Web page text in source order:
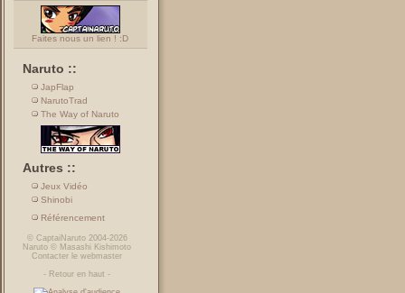
Faites nous un lien ! :D
Naruto ::
JapFlap
NarutoTrad
The Way of Naruto
Autres ::
Jeux Vidéo
Shinobi
Référencement
© CaptaiNaruto2004-2026
Naruto © Masashi Kishimoto
Contacter le webmaster
- Retour en haut -